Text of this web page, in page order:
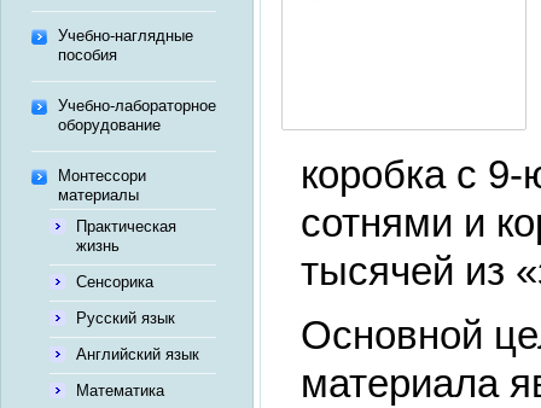
Учебно-наглядные
пособия
Учебно-лабораторное
оборудование
Монтессори
материалы
Практическая
жизнь
Сенсорика
Русский язык
Английский язык
Математика
коробка с
сотнями и
тысячей из
Основной
материала